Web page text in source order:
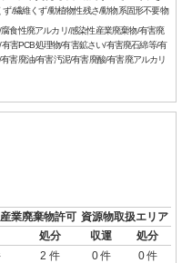
ず/繊維くず/動植物性残さ/動物系固形不要物
食性廃アルカリ/感染性産業廃棄物/有害廃
害PCB処理物/有害鉱さい/有害廃石綿等/有
害廃油/有害汚泥/有害廃酸/有害廃アルカリ
業廃棄物許可 資源物取扱エリア
処分 収運
処分
2 件 0 件 0 件